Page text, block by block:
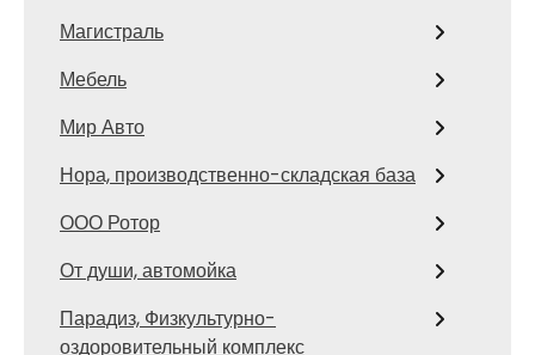
Магистраль
Мебель
Мир Авто
Нора, производственно-складская база
ООО Ротор
От души, автомойка
Парадиз, Физкультурно-
оздоровительный комплекс